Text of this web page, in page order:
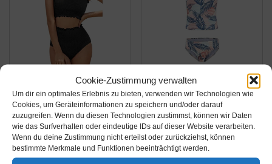
Cookie-Zustimmung verwalten
Um dir ein optimales Erlebnis zu bieten, verwenden wir Technologien wie
Cookies, um Geräteinformationen zu speichern und/oder darauf
zuzugreifen. Wenn du diesen Technologien zustimmst, können wir Daten
wie das Surfverhalten oder eindeutige IDs auf dieser Website verarbeiten.
Wenn du deine Zustimmung nicht erteilst oder zurückziehst, können
bestimmte Merkmale und Funktionen beeinträchtigt werden.
36,95€
SHEKINI Damen
Bandeau Bikini Set
Elastisch Shirring
Amazon.de
27,99€
Moon Tree Großes
Mädchen Geteilter
Badeanzug Tankini